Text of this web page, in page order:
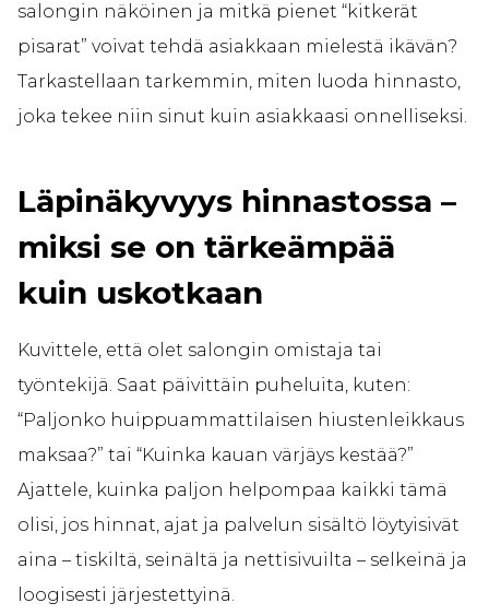
salongin näköinen ja mitkä pienet “kitkerät
pisarat” voivat tehdä asiakkaan mielestä ikävän?
Tarkastellaan tarkemmin, miten luoda hinnasto,
joka tekee niin sinut kuin asiakkaasi onnelliseksi.
Läpinäkyvyys hinnastossa –
miksi se on tärkeämpää
kuin uskotkaan
Kuvittele, että olet salongin omistaja tai
työntekijä. Saat päivittäin puheluita, kuten:
“Paljonko huippuammattilaisen hiustenleikkaus
maksaa?” tai “Kuinka kauan värjäys kestää?”
Ajattele, kuinka paljon helpompaa kaikki tämä
olisi, jos hinnat, ajat ja palvelun sisältö löytyisivät
aina – tiskiltä, seinältä ja nettisivuilta – selkeinä ja
loogisesti järjestettyinä.